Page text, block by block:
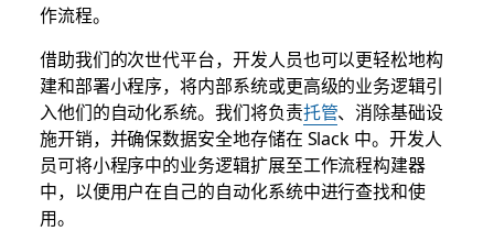
作流程。
借助我们的次世代平台，开发人员也可以更轻松地构
建和部署小程序，将内部系统或更高级的业务逻辑引
入他们的自动化系统。我们将负责托管、消除基础设
施开销，并确保数据安全地存储在 Slack 中。开发人
员可将小程序中的业务逻辑扩展至工作流程构建器
中，以便用户在自己的自动化系统中进行查找和使
用。